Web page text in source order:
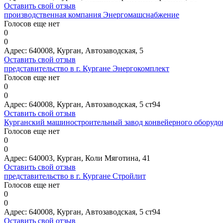
Оставить свой отзыв
производственная компания Энергомашснабжение
Голосов еще нет
0
0
Адрес: 640008, Курган, Автозаводская, 5
Оставить свой отзыв
представительство в г. Кургане Энергокомплект
Голосов еще нет
0
0
Адрес: 640008, Курган, Автозаводская, 5 ст94
Оставить свой отзыв
Курганский машиностроительный завод конвейерного
Голосов еще нет
0
0
Адрес: 640003, Курган, Коли Мяготина, 41
Оставить свой отзыв
представительство в г. Кургане Стройлит
Голосов еще нет
0
0
Адрес: 640008, Курган, Автозаводская, 5 ст94
Оставить свой отзыв